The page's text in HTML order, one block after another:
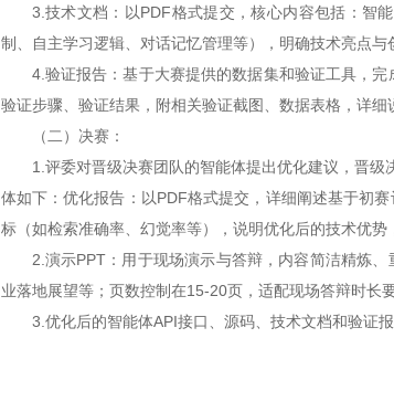
3.技术文档：以PDF格式提交，核心内容包括：智能
制、自主学习逻辑、对话记忆管理等），明确技术亮点
4.验证报告：基于大赛提供的数据集和验证工具，完
验证步骤、验证结果，附相关验证截图、数据表格，详细
（二）决赛：
1.评委对晋级决赛团队的智能体提出优化建议，晋级
体如下：优化报告：以PDF格式提交，详细阐述基于初
标（如检索准确率、幻觉率等），说明优化后的技术优势
2.演示PPT：用于现场演示与答辩，内容简洁精炼、
业落地展望等；页数控制在15-20页，适配现场答辩时长
3.优化后的智能体API接口、源码、技术文档和验证报